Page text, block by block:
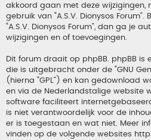
akkoord gaan met deze wijzigingen,
gebruik van “A.S.V. Dionysos
“A.S.V. Dionysos Forum”, dan ga je
wijzigingen en of toevoegingen.
Dit forum draait op phpBB. phpBB is
die is uitgebracht onder de “GNU
(hierna “GPL”) en kan gedownload
en via de Nederlandstalige website
software faciliteert
is niet verantwoordelijk voor de
er is toegestaan en wat niet. Meer
vinden op de volgende websites